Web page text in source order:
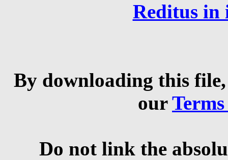
Reditus in
By downloading this
our
Do not link the